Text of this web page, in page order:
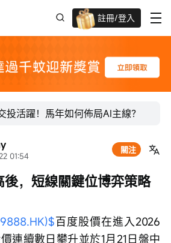
註冊/登入
迎新驚喜賞 股票/BTC等任你揀!
投活躍！馬年如何佈局AI主線？
01:54
關注
，短線關鍵位博弈策略
百度股價在進入2026
連續數日攀升並於1月21日盤中